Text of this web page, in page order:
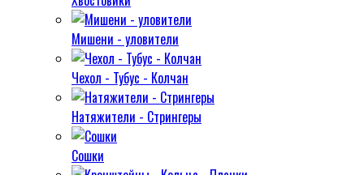
Мишени - уловители
Чехол - Тубус - Колчан
Натяжители - Стрингеры
Сошки